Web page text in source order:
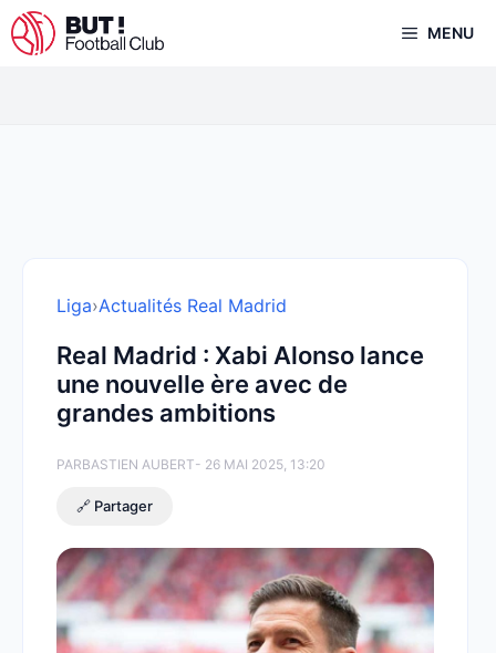
Aller
au
MENU
Liga›Actualités Real Madrid
Real Madrid : Xabi Alonso lance
une nouvelle ère avec de
grandes ambitions
PARBASTIEN AUBERT- 26 MAI 2025, 13:20
🔗 Partager